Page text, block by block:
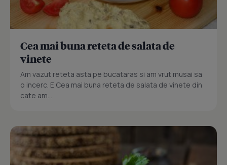
Cea mai buna reteta de salata de
vinete
Am vazut reteta asta pe bucataras si am vrut musai sa
o incerc. E Cea mai buna reteta de salata de vinete din
cate am...